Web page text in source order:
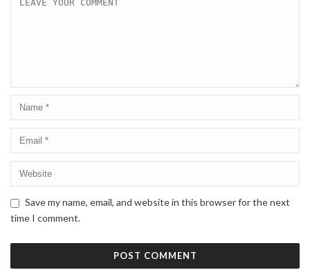
Save my name, email, and website in this browser for the next
time I comment.